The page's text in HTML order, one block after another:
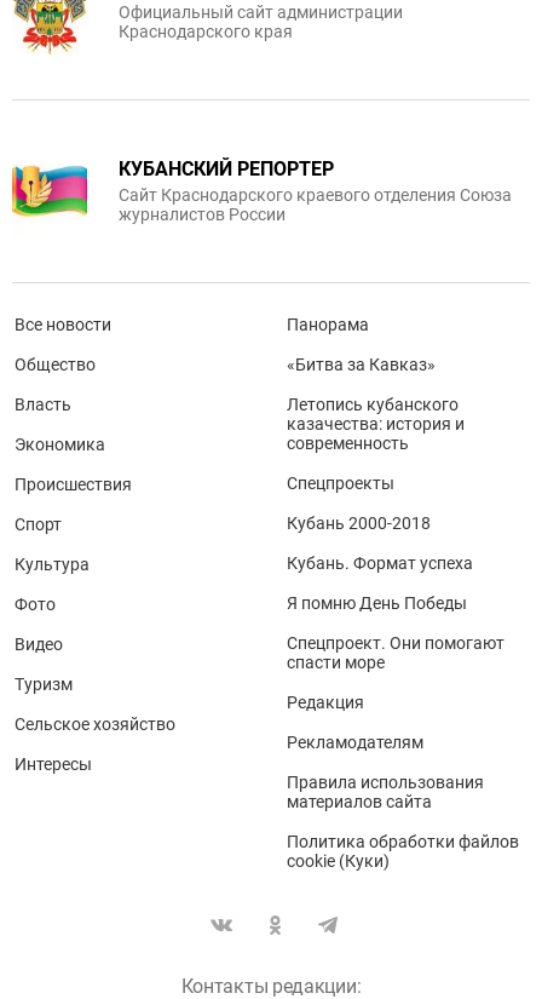
Официальный сайт администрации
Краснодарского края
КУБАНСКИЙ РЕПОРТЕР
Сайт Краснодарского краевого отделения Союза
журналистов России
Все новости
Общество
Власть
Экономика
Происшествия
Спорт
Культура
Фото
Видео
Туризм
Сельское хозяйство
Интересы
Панорама
«Битва за Кавказ»
Летопись кубанского
казачества: история и
современность
Спецпроекты
Кубань 2000-2018
Кубань. Формат успеха
Я помню День Победы
Спецпроект. Они помогают
спасти море
Редакция
Рекламодателям
Правила использования
материалов сайта
Политика обработки файлов
cookie (Куки)
Контакты редакции: